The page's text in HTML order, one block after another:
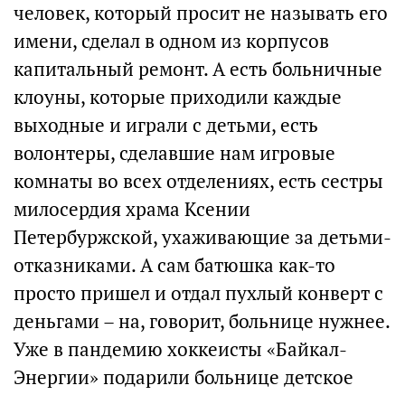
человек, который просит не называть его
имени, сделал в одном из корпусов
капитальный ремонт. А есть больничные
клоуны, которые приходили каждые
выходные и играли с детьми, есть
волонтеры, сделавшие нам игровые
комнаты во всех отделениях, есть сестры
милосердия храма Ксении
Петербуржской, ухаживающие за детьми-
отказниками. А сам батюшка как-то
просто пришел и отдал пухлый конверт с
деньгами – на, говорит, больнице нужнее.
Уже в пандемию хоккеисты «Байкал-
Энергии» подарили больнице детское